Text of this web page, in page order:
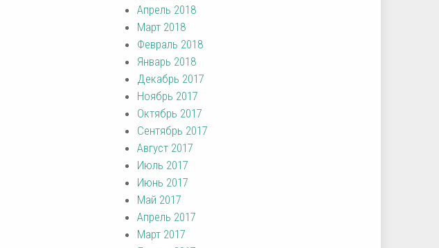
Апрель 2018
Март 2018
Февраль 2018
Январь 2018
Декабрь 2017
Ноябрь 2017
Октябрь 2017
Сентябрь 2017
Август 2017
Июль 2017
Июнь 2017
Май 2017
Апрель 2017
Март 2017